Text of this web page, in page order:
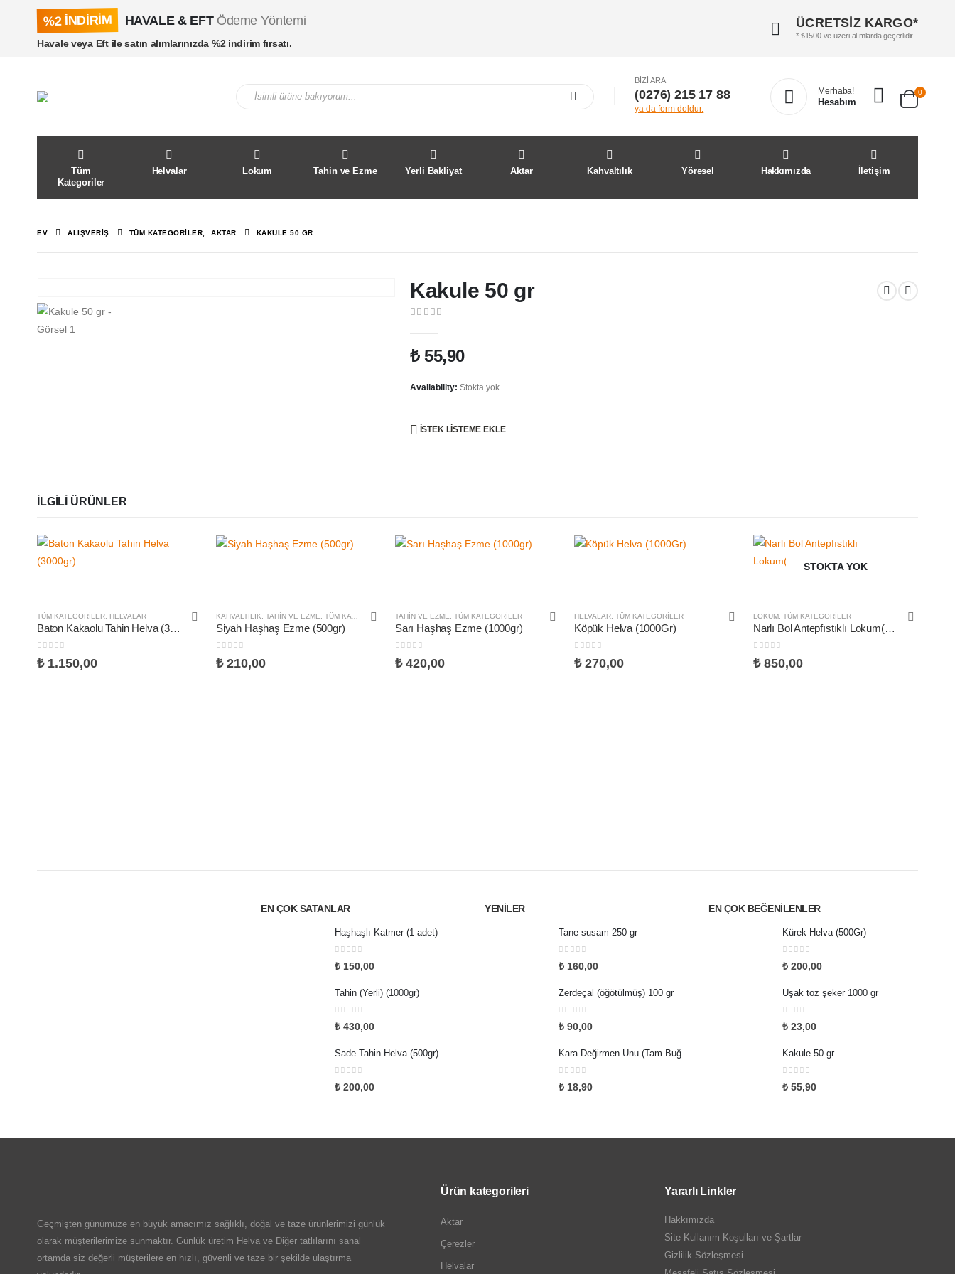
ÜCRETSİZ KARGO*
* ₺1500 ve üzeri alımlarda geçerlidir.
%2 İNDİRİM HAVALE & EFTÖdeme Yöntemi
Havale veya Eft ile satın alımlarınızda %2 indirim fırsatı.
BIZI ARA
(0276) 215 17 88
ya da form doldur.
Merhaba!
Hesabım
0
Tüm
Kategoriler
Helvalar Lokum Tahin ve Ezme Yerli Bakliyat Aktar Kahvaltılık Yöresel Hakkımızda İletişim
EV ALIŞVERIŞ TÜM KATEGORILER AKTAR KAKULE 50 GR
Kakule 50 gr
₺55,90
Availability: Stokta yok
İSTEK LISTEME EKLE
İLGILI ÜRÜNLER
TÜM KATEGORILER HELVALAR
Baton Kakaolu Tahin Helva (3000gr)
05 üzerinden
₺1.150,00
KAHVALTILIK TAHIN VE EZME TÜM KATEGORILER
Siyah Haşhaş Ezme (500gr)
05 üzerinden
₺210,00
TAHIN VE EZME TÜM KATEGORILER
Sarı Haşhaş Ezme (1000gr)
05 üzerinden
₺420,00
HELVALAR TÜM KATEGORILER
Köpük Helva (1000Gr)
05 üzerinden
₺270,00
STOKTA YOK
LOKUM TÜM KATEGORILER
Narlı Bol Antepfıstıklı Lokum(1000gr)
05 üzerinden
₺850,00
EN ÇOK SATANLAR
Haşhaşlı Katmer (1 adet)
0
₺ 150,00
Tahin (Yerli) (1000gr)
0 5 üzerinden
₺ 430,00
Sade Tahin Helva (500gr)
0 5 üzerinden
₺ 200,00
YENILER
Tane susam 250 gr
0
₺ 160,00
Zerdeçal (öğötülmüş) 100 gr
0 5 üzerinden
₺ 90,00
Kara Değirmen Unu (Tam Buğday) 1000 gr
0 5 üzerinden
₺ 18,90
EN ÇOK BEĞENILENLER
Kürek Helva (500Gr)
0
₺ 200,00
Uşak toz şeker 1000 gr
0 5 üzerinden
₺ 23,00
Kakule 50 gr
0 5 üzerinden
₺ 55,90
Geçmişten günümüze en büyük amacımız sağlıklı, doğal ve taze ürünlerimizi günlük
olarak müşterilerimize sunmaktır. Günlük üretim Helva ve Diğer tatlılarını sanal
ortamda siz değerli müşterilere en hızlı, güvenli ve taze bir şekilde ulaştırma
Ürün kategorileri
Aktar
Çerezler
Helvalar
Yararlı Linkler
Hakkımızda
Site Kullanım Koşulları ve Şartlar
Gizlilik Sözleşmesi